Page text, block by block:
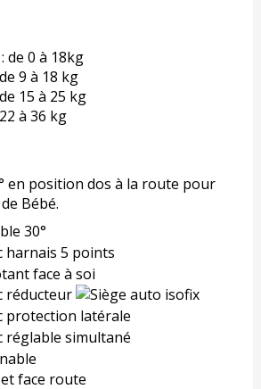
de 0 à 18kg
9 à 18 kg
15 à 25 kg
à 36 kg
en position dos à la route pour
Bébé.